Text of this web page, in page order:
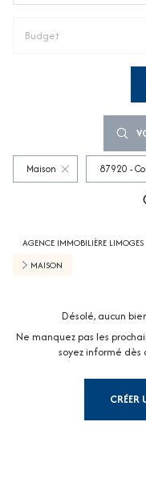
Budget
Maison 87920 -
AGENCE IMMOBILIÈRE LIMOGES
MAISON
Désolé, aucun
Ne manquez pas les
soyez informé dès
CRÉER